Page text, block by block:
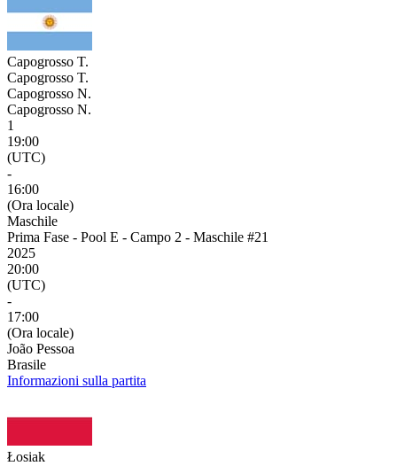
Capogrosso T.
Capogrosso T.
Capogrosso N.
Capogrosso N.
1
19:00
(UTC)
-
16:00
(Ora locale)
Maschile
Prima Fase - Pool E - Campo 2 - Maschile #21
2025
20:00
(UTC)
-
17:00
(Ora locale)
João Pessoa
Brasile
Informazioni sulla partita
Łosiak